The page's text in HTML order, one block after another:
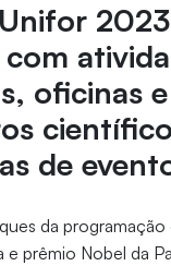
2023
oficinas e
de
da programação
prêmio Nobel da